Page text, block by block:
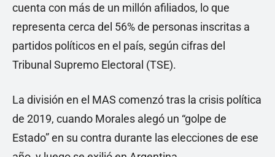
cuenta con más de un millón afiliados, lo que
representa cerca del 56% de personas inscritas a
partidos políticos en el país, según cifras del
Tribunal Supremo Electoral (TSE).
La división en el MAS comenzó tras la crisis política
de 2019, cuando Morales alegó un “golpe de
Estado” en su contra durante las elecciones de ese